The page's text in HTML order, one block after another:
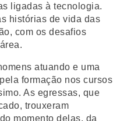
ligadas à tecnologia.
histórias de vida das
com os desafios
atuando e uma
formação nos cursos
As egressas, que
trouxeram
momento delas, da